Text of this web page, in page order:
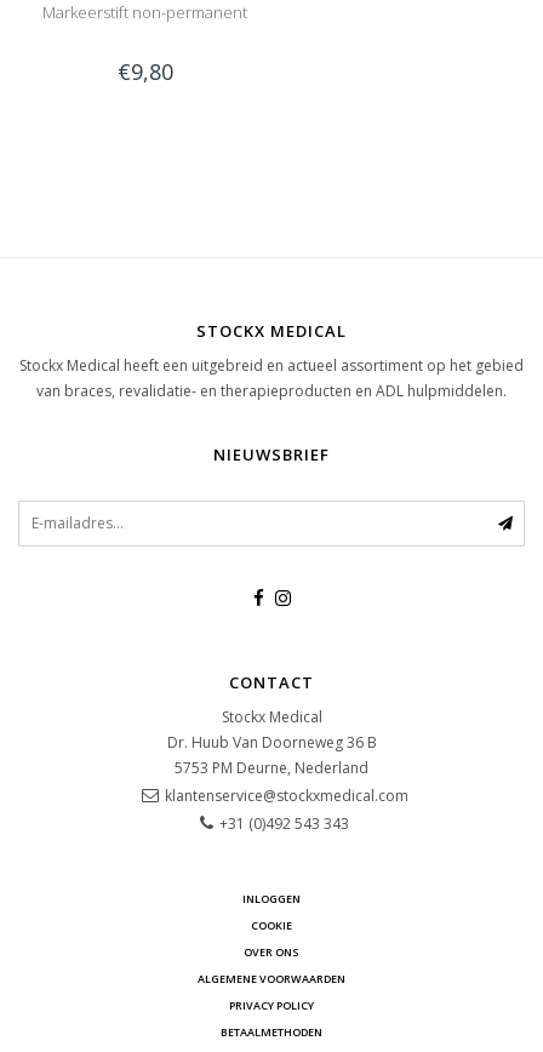
Markeerstift non-permanent
€9,80
STOCKX MEDICAL
Stockx Medical heeft een uitgebreid en actueel assortiment op het gebied
van braces, revalidatie- en therapieproducten en ADL hulpmiddelen.
NIEUWSBRIEF
CONTACT
Stockx Medical
Dr. Huub Van Doorneweg 36 B
5753 PM Deurne, Nederland
klantenservice@stockxmedical.com
+31 (0)492 543 343
INLOGGEN
COOKIE
OVER ONS
ALGEMENE VOORWAARDEN
PRIVACY POLICY
BETAALMETHODEN